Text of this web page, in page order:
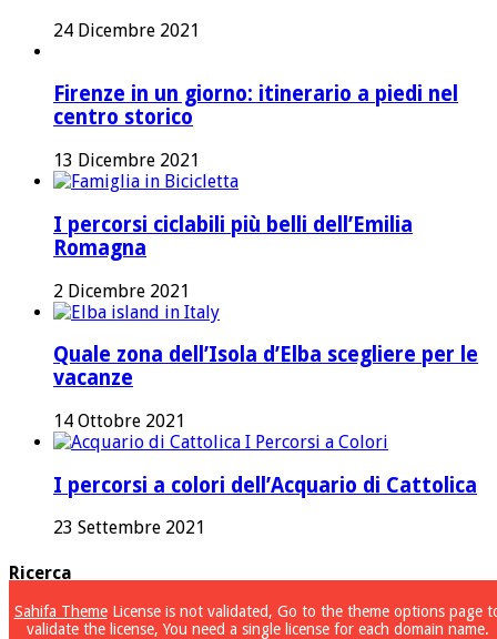
24 Dicembre 2021
Firenze in un giorno: itinerario a piedi nel
centro storico
13 Dicembre 2021
I percorsi ciclabili più belli dell’Emilia
Romagna
2 Dicembre 2021
Quale zona dell’Isola d’Elba scegliere per le
vacanze
14 Ottobre 2021
I percorsi a colori dell’Acquario di Cattolica
23 Settembre 2021
Ricerca
Ricerca
Sahifa ThemeLicense is not validated, Go to the theme options page
validate the license, You need a single license for each domain name.